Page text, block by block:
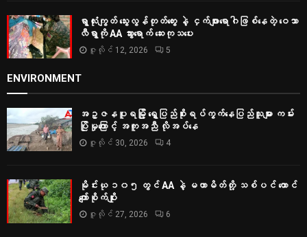
ရွာလုံးကျွတ် သွေးလွန်တုတ်ကွေး နဲ့ ငှက်ဖျားရောဂါဖြစ်နေတဲ့ ဝေသာ
လီရွာကို AA သွားရောက် ဆေးကုသပေး
ဇူလိုင် 12, 2026 5
ENVIRONMENT
အဥ္ဇနပူရမြို့ ရွှေပြည်စိုးရပ်ကွက်နေပြည်သူများ ကမ်း
ပြိုမှုကြောင့် အကူအညီ လိုအပ်နေ
ဇူလိုင် 30, 2026 4
မိုင်းယု ၁၀၅ တွင် AA နဲ့ မဟာမိတ်တို့ သစ်ပင် ထောင်
ကျော်စိုက်ပျိုး
ဇူလိုင် 27, 2026 6